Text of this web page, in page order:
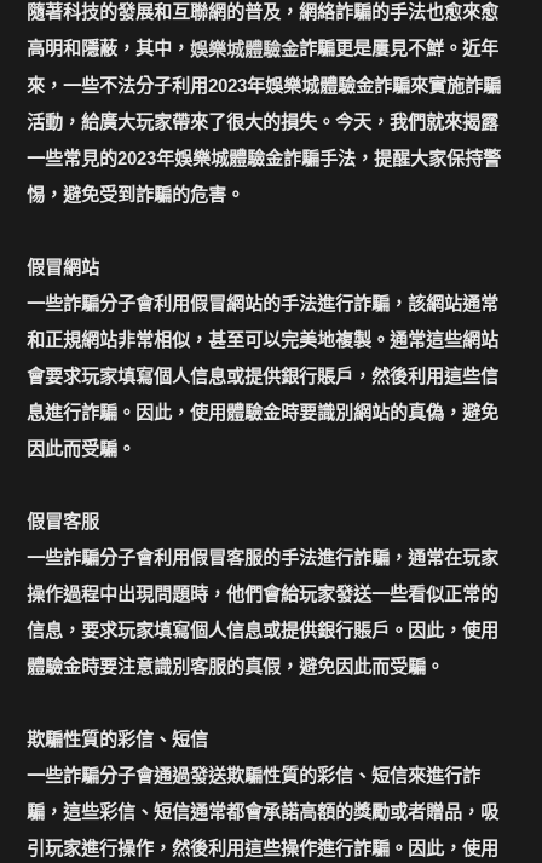
隨著科技的發展和互聯網的普及，網絡詐騙的手法也愈來愈
高明和隱蔽，其中，娛樂城體驗金詐騙更是屢見不鮮。近年
來，一些不法分子利用2023年娛樂城體驗金詐騙來實施詐騙
活動，給廣大玩家帶來了很大的損失。今天，我們就來揭露
一些常見的2023年娛樂城體驗金詐騙手法，提醒大家保持警
惕，避免受到詐騙的危害。
假冒網站
一些詐騙分子會利用假冒網站的手法進行詐騙，該網站通常
和正規網站非常相似，甚至可以完美地複製。通常這些網站
會要求玩家填寫個人信息或提供銀行賬戶，然後利用這些信
息進行詐騙。因此，使用體驗金時要識別網站的真偽，避免
因此而受騙。
假冒客服
一些詐騙分子會利用假冒客服的手法進行詐騙，通常在玩家
操作過程中出現問題時，他們會給玩家發送一些看似正常的
信息，要求玩家填寫個人信息或提供銀行賬戶。因此，使用
體驗金時要注意識別客服的真假，避免因此而受騙。
欺騙性質的彩信、短信
一些詐騙分子會通過發送欺騙性質的彩信、短信來進行詐
騙，這些彩信、短信通常都會承諾高額的獎勵或者贈品，吸
引玩家進行操作，然後利用這些操作進行詐騙。因此，使用